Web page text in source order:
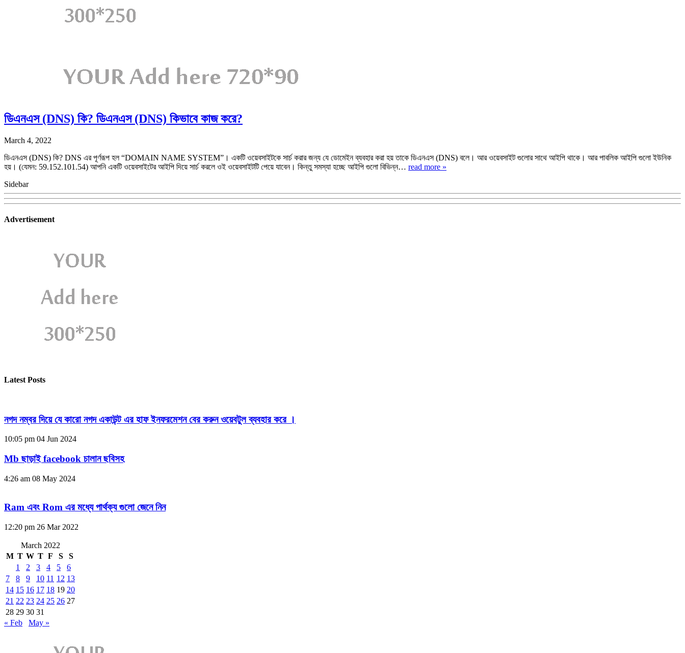
ডিএনএস (DNS) কি? ডিএনএস (DNS) কিভাবে কাজ করে?
March 4, 2022
ডিএনএস (DNS) কি? DNS এর পূর্ণরূপ হল “DOMAIN NAME SYSTEM”। একটি ওয়েবসাইটকে সার্চ করার জন্য যে ডোমেইন ব্যবহার করা হয় তাকে ডিএনএস (DNS) বলে। আর ওয়েবসাইট গুলোর সাথে আইপি থাকে। আর পাবলিক আইপি গুলো ইউনিক
হয়। (যেমন: 59.152.101.54) আপনি একটি ওয়েবসাইটের আইপি দিয়ে সার্চ করলে ওই ওয়েবসাইটটি পেয়ে যাবেন। কিন্তু সমস্যা হচ্ছে আইপি গুলো বিভিন্ন… read more »
Sidebar
Advertisement
Latest Posts
নগদ নম্বর দিয়ে যে কারো নগদ একাউন্ট এর হাফ ইনফরমেশন বের করুন ওয়েবটুল ব্যবহার করে ।
10:05 pm 04 Jun 2024
Mb ছাড়াই facebook চালান ছবিসহ
4:26 am 08 May 2024
Ram এবং Rom এর মধ্যে পার্থক্য গুলো জেনে নিন
12:20 pm 26 Mar 2022
March 2022
M T W T F S
S
1
2 3 4 5
6
7
8 9 10 11 12 13
14 15 16 17 18 19 20
21 22 23 24 25 26 27
28 29 30 31
« Feb
May »